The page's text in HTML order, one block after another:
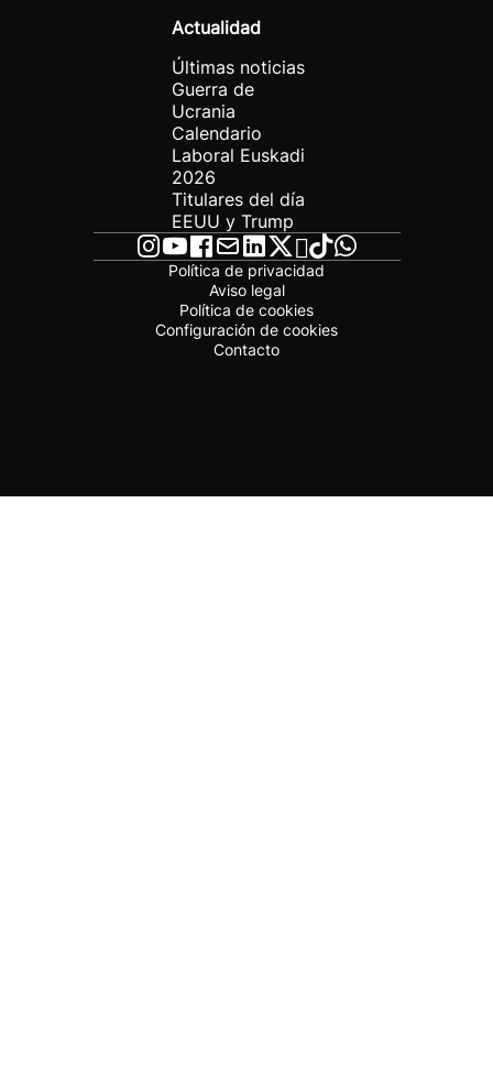
Actualidad
Últimas noticias
Guerra de
Ucrania
Calendario
Laboral Euskadi
2026
Titulares del día
EEUU y Trump
Política de privacidad
Aviso legal
Política de cookies
Configuración de cookies
Contacto